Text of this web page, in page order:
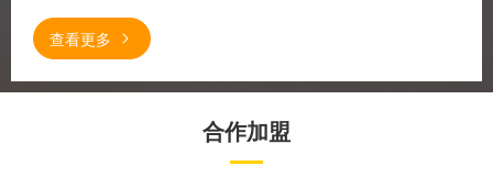
查看更多
合作加盟